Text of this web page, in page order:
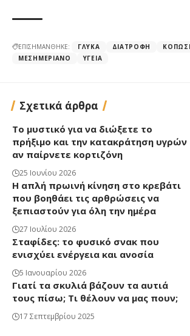
ΕΠΙΣΗΜΑΝΘΗΚΕ: ΓΛΥΚΆ ΔΙΑΤΡΟΦΉ
ΜΕΣΗΜΕΡΙΑΝΌ
ΥΓΕΊΑ
Σχετικά άρθρα
Το μυστικό για να διώξετε το
πρήξιμο και την κατακράτηση υγρών
αν παίρνετε κορτιζόνη
25 Ιουνίου 2026
Η απλή πρωινή κίνηση στο κρεβάτι
που βοηθάει τις αρθρώσεις να
ξεπιαστούν για όλη την ημέρα
27 Ιουλίου 2026
Σταφίδες: το φυσικό σνακ που
ενισχύει ενέργεια και ανοσία
5 Ιανουαρίου 2026
Γιατί τα σκυλιά βάζουν τα αυτιά
τους πίσω; Τι θέλουν να μας πουν;
17 Σεπτεμβρίου 2025